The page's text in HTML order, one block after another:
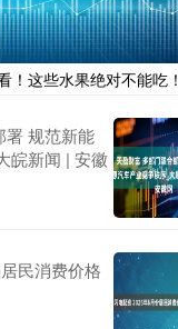
！这些水果绝对不能吃！
署 规范新能
皖新闻 | 安徽
民消费价格